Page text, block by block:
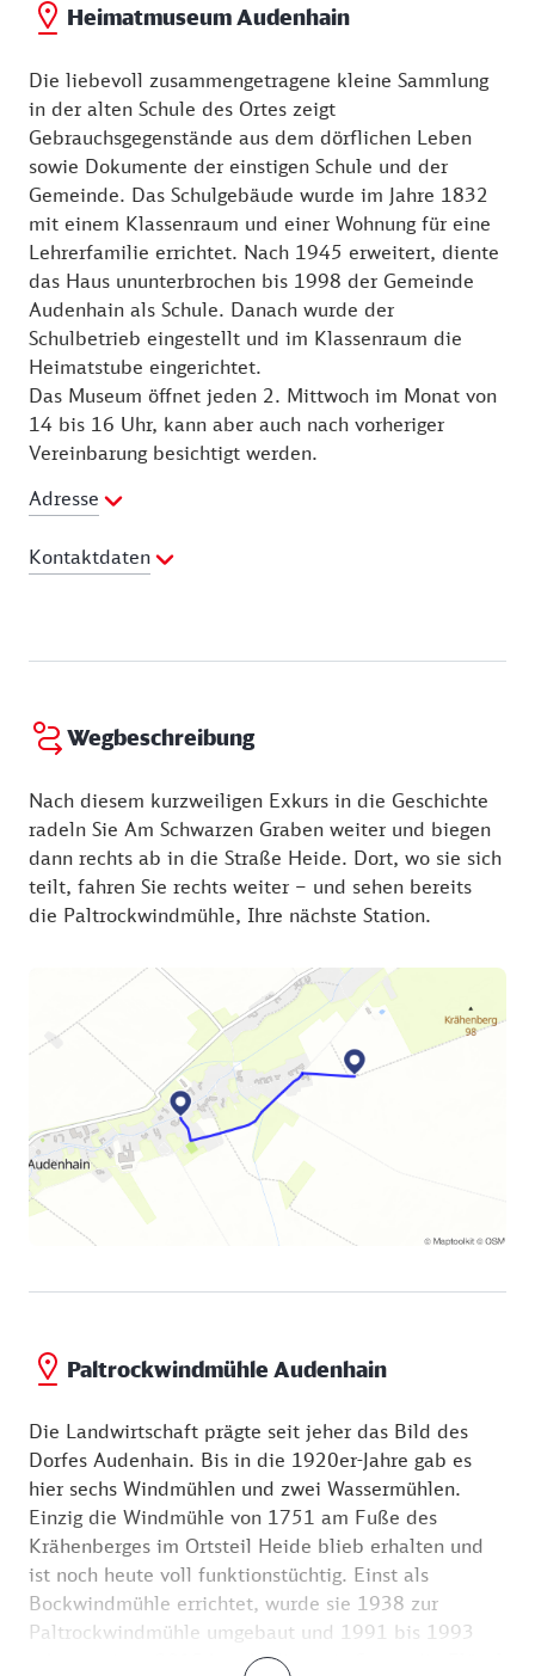
Heimatmuseum Audenhain
Die liebevoll zusammengetragene kleine Sammlung
in der alten Schule des Ortes zeigt
Gebrauchsgegenstände aus dem dörflichen Leben
sowie Dokumente der einstigen Schule und der
Gemeinde. Das Schulgebäude wurde im Jahre 1832
mit einem Klassenraum und einer Wohnung für eine
Lehrerfamilie errichtet. Nach 1945 erweitert, diente
das Haus ununterbrochen bis 1998 der Gemeinde
Audenhain als Schule. Danach wurde der
Schulbetrieb eingestellt und im Klassenraum die
Heimatstube eingerichtet.
Das Museum öffnet jeden 2. Mittwoch im Monat von
14 bis 16 Uhr, kann aber auch nach vorheriger
Vereinbarung besichtigt werden.
Adresse
Kontaktdaten
Wegbeschreibung
Nach diesem kurzweiligen Exkurs in die Geschichte
radeln Sie Am Schwarzen Graben weiter und biegen
dann rechts ab in die Straße Heide. Dort, wo sie sich
teilt, fahren Sie rechts weiter – und sehen bereits
die Paltrockwindmühle, Ihre nächste Station.
Paltrockwindmühle Audenhain
Die Landwirtschaft prägte seit jeher das Bild des
Dorfes Audenhain. Bis in die 1920er-Jahre gab es
hier sechs Windmühlen und zwei Wassermühlen.
Einzig die Windmühle von 1751 am Fuße des
Krähenberges im Ortsteil Heide blieb erhalten und
ist noch heute voll funktionstüchtig. Einst als
Bockwindmühle errichtet, wurde sie 1938 zur
Paltrockwindmühle umgebaut und 1991 bis 1993
rekonstruiert. 2015 beschädigte ein Sturm die Flügel